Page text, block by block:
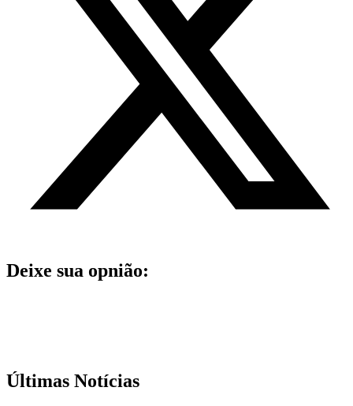
Deixe sua opnião:
Últimas Notícias